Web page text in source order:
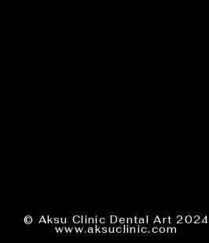
© Aksu Clinic Dental Art 2024
www.aksuclinic.com